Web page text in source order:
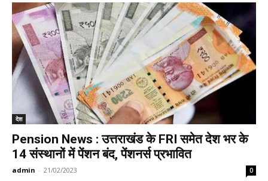
देश
Pension News : उत्तराखंड के FRI समेत देश भर के
14 संस्थानों में पेंशन बंद, पेंशनर्स प्रभावित
admin - 21/02/2023 0